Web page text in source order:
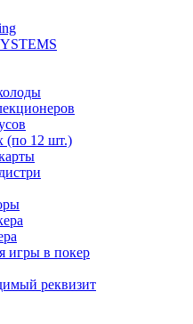
(по 12 шт.)
игры в покер
реквизит